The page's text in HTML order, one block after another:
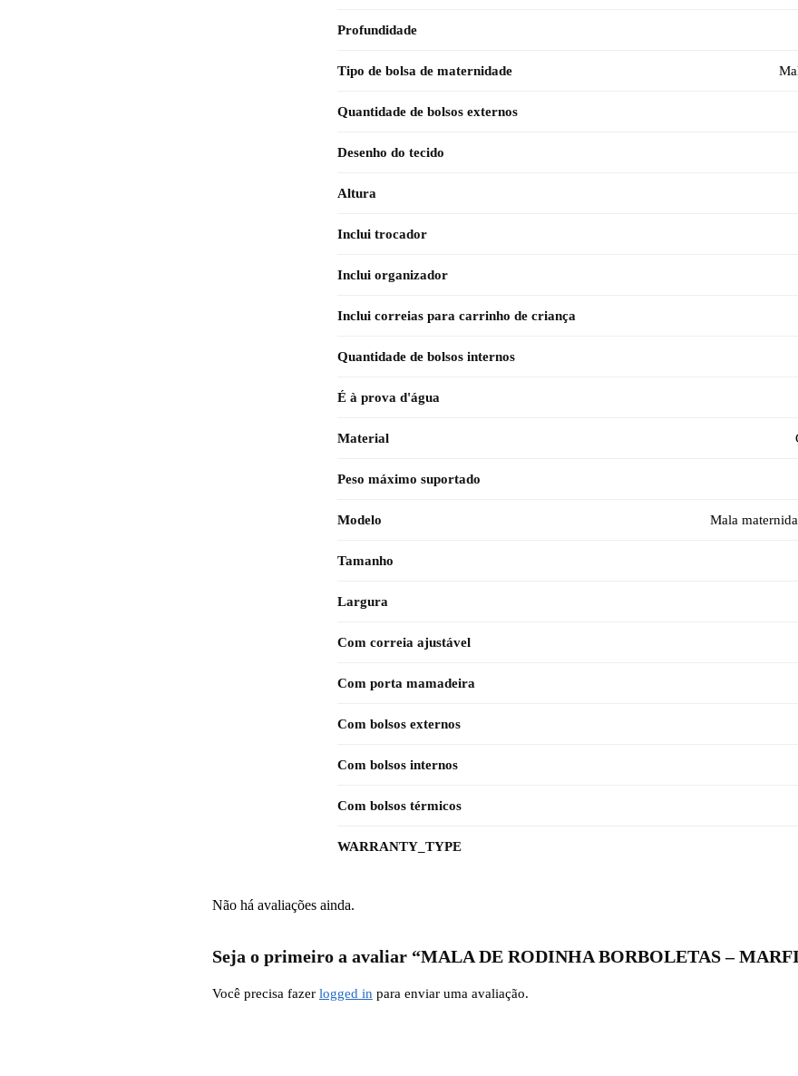
Profundidade
Tipo de bolsa de maternidade
Quantidade de bolsos externos
Desenho do tecido
Altura
Inclui trocador
Inclui organizador
Inclui correias para carrinho de criança
Quantidade de bolsos internos
É à prova d'água
Material
Peso máximo suportado
Modelo Mala
Tamanho
Largura
Com correia ajustável
Com porta mamadeira
Com bolsos externos
Com bolsos internos
Com bolsos térmicos
WARRANTY_TYPE
Não há avaliações ainda.
Seja o primeiro a avaliar “MALA DE RODINHA BORBOLETAS –
Você precisa fazer logged in para enviar uma avaliação.